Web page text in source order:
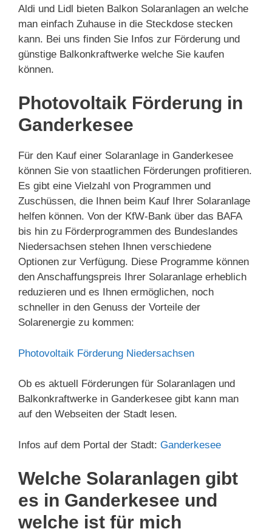
Aldi und Lidl bieten Balkon Solaranlagen an welche
man einfach Zuhause in die Steckdose stecken
kann. Bei uns finden Sie Infos zur Förderung und
günstige Balkonkraftwerke welche Sie kaufen
können.
Photovoltaik Förderung in
Ganderkesee
Für den Kauf einer Solaranlage in Ganderkesee
können Sie von staatlichen Förderungen profitieren.
Es gibt eine Vielzahl von Programmen und
Zuschüssen, die Ihnen beim Kauf Ihrer Solaranlage
helfen können. Von der KfW-Bank über das BAFA
bis hin zu Förderprogrammen des Bundeslandes
Niedersachsen stehen Ihnen verschiedene
Optionen zur Verfügung. Diese Programme können
den Anschaffungspreis Ihrer Solaranlage erheblich
reduzieren und es Ihnen ermöglichen, noch
schneller in den Genuss der Vorteile der
Solarenergie zu kommen:
Photovoltaik Förderung Niedersachsen
Ob es aktuell Förderungen für Solaranlagen und
Balkonkraftwerke in Ganderkesee gibt kann man
auf den Webseiten der Stadt lesen.
Infos auf dem Portal der Stadt: Ganderkesee
Welche Solaranlagen gibt
es in Ganderkesee und
welche ist für mich